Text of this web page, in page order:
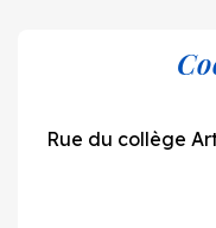
Rue du collège